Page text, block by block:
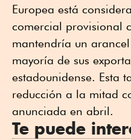
Europea está
comercial provisional
mantendría un
mayoría de sus
estadounidense. Esta
reducción a la mitad
anunciada en abril.
Te puede